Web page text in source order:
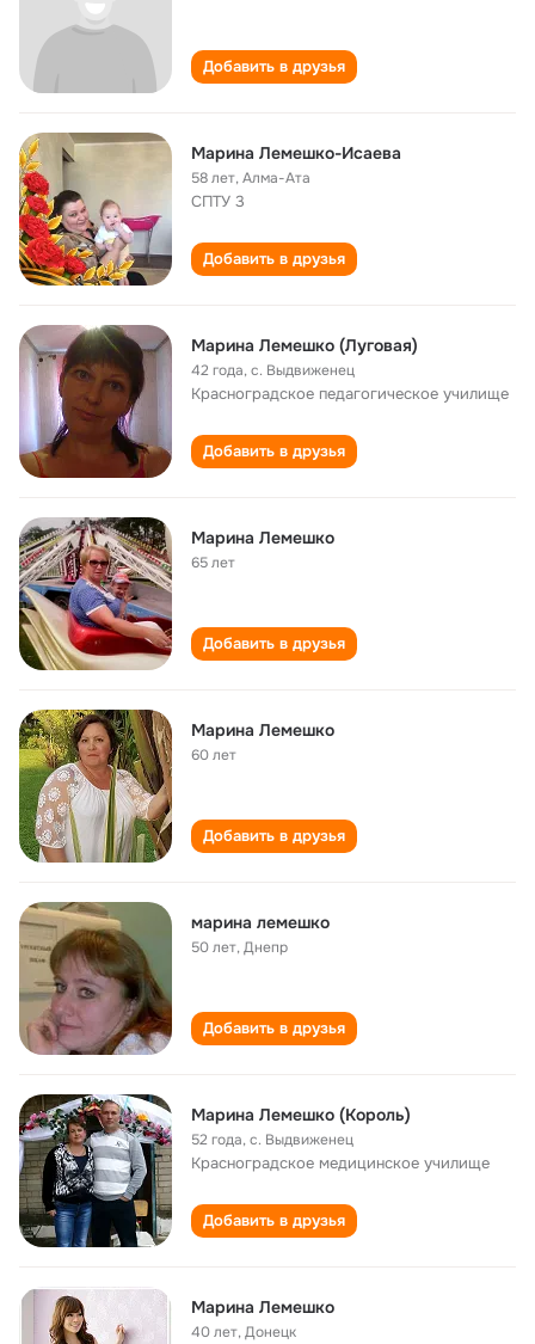
Добавить в друзья
Марина Лемешко-Исаева
58 лет,Алма-Ата
СПТУ 3
Добавить в друзья
Марина Лемешко (Луговая)
42 года,c. Выдвиженец
Красноградское педагогическое училище
Добавить в друзья
Марина Лемешко
65 лет
Добавить в друзья
Марина Лемешко
60 лет
Добавить в друзья
марина лемешко
50 лет,Днепр
Добавить в друзья
Марина Лемешко (Король)
52 года,c. Выдвиженец
Красноградское медицинское училище
Добавить в друзья
Марина Лемешко
40 лет,Донецк